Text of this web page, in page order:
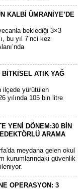
KALBİ ÜMRANİYE’DE
beklediği 3×3
bu yıl 7’nci kez
ATIK YAĞ
ilçede yürütülen
yılında 105 bin litre
YENİ DÖNEM:30 BİN
ARAMA
meydana gelen okul
kurumlarındaki güvenlik
OPERASYON: 3